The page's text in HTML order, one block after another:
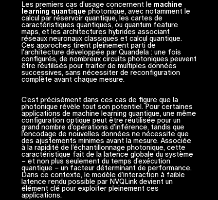
Les premiers cas d’usage concernent le machine
learning quantique photonique, avec notamment le
calcul par réservoir quantique, les cartes de
caractéristiques quantiques, ou quantum feature
maps, et les architectures hybrides associant
réseaux neuronaux classiques et calcul quantique.
Ces approches tirent pleinement parti de
l’architecture développée par Quandela : une fois
configurés, de nombreux circuits photoniques peuvent
être réutilisés pour traiter de multiples données
successives, sans nécessiter de reconfiguration
complète avant chaque mesure.
C’est précisément dans ces cas de figure que la
photonique révèle tout son potentiel. Pour certaines
applications de machine learning quantique, une même
configuration optique peut être réutilisée pour un
grand nombre d’opérations d’inférence, tandis que
l’encodage de nouvelles données ne nécessite que
des ajustements minimes avant la mesure. Associée
à la rapidité de l’échantillonnage photonique, cette
caractéristique fait de la latence globale du système
– et non plus seulement du temps d’exécution
quantique – un facteur déterminant de performance.
Dans ce contexte, le modèle d’interaction à faible
latence rendu possible par NVQLink devient un
élément clé pour exploiter pleinement ces
applications.